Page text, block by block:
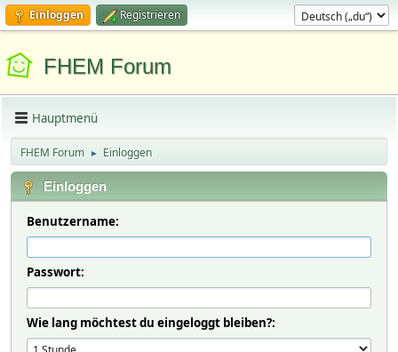
Einloggen Registrieren
FHEM Forum
Hauptmenü
FHEM Forum ► Einloggen
Einloggen
Benutzername:
Passwort:
Wie lang möchtest du eingeloggt bleiben?: